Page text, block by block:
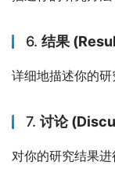
6. 结果
详细地描述你的研
7. 讨论
对你的研究结果进